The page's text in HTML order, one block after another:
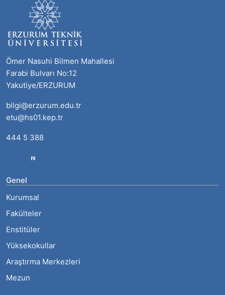
Ömer Nasuhi Bilmen Mahallesi
Farabi Bulvarı No:12
Yakutiye/ERZURUM
bilgi@erzurum.edu.tr
etu@hs01.kep.tr
444 5 388
Genel
Kurumsal
Fakülteler
Enstitüler
Yüksekokullar
Araştırma Merkezleri
Mezun